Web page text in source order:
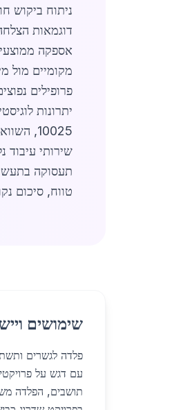
פרופילים
10025,
שירותי עיבוד
תעסוקה
טווח, סיכום
שימושים
פלדה לגשרים
תושבים, הפלדה